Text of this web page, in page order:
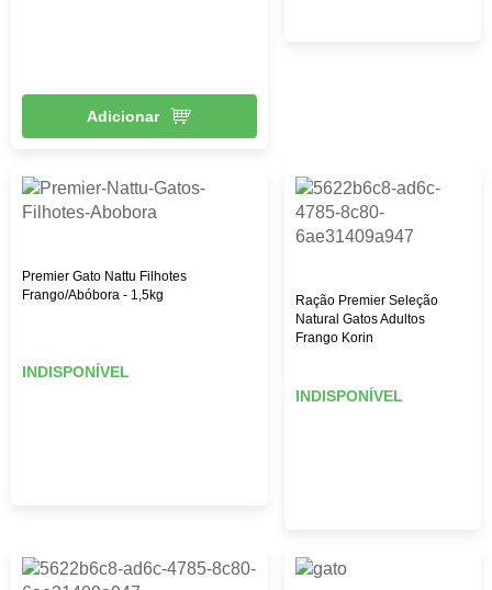
Adicionar
Premier Gato Nattu Filhotes
Frango/Abóbora - 1,5kg
INDISPONÍVEL
Ração Premier Seleção
Natural Gatos Adultos
Frango Korin
INDISPONÍVEL